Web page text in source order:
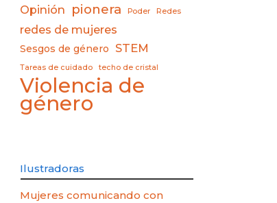
Opinión pionera Poder Redes
redes de mujeres
Sesgos de género STEM
Tareas de cuidado techo de cristal
Violencia de
género
Ilustradoras
Mujeres comunicando con